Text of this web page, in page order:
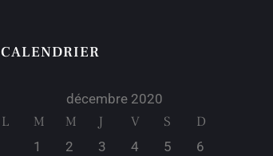
CALENDRIER
décembre 2020
L M M J V S D
1 2 3 4 5
6